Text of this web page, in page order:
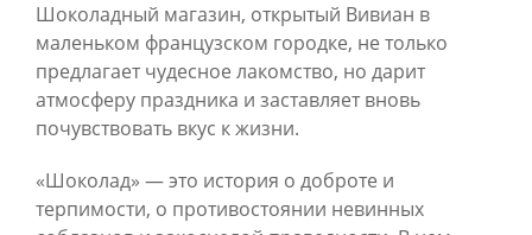
Шоколадный магазин, открытый Вивиан в
маленьком французском городке, не только
предлагает чудесное лакомство, но дарит
атмосферу праздника и заставляет вновь
почувствовать вкус к жизни.
«Шоколад» — это история о доброте и
терпимости, о противостоянии невинных